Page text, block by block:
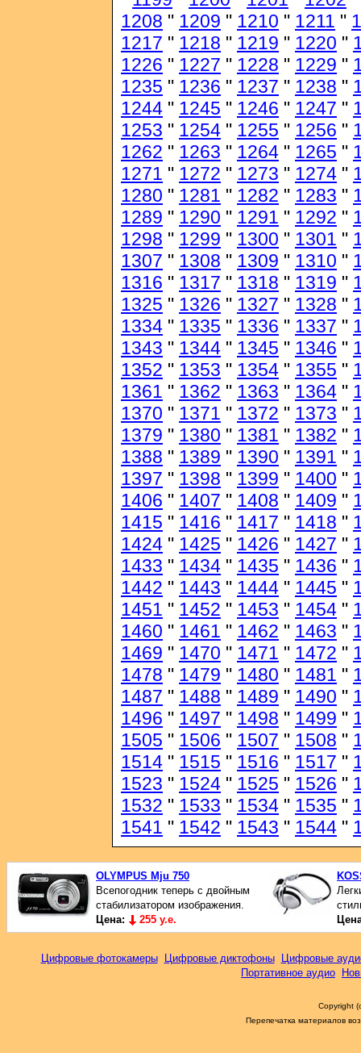
1208 " 1209 " 1210 " 1211 "
1217 " 1218 " 1219 " 1220 "
1226 " 1227 " 1228 " 1229 "
1235 " 1236 " 1237 " 1238 "
1244 " 1245 " 1246 " 1247 "
1253 " 1254 " 1255 " 1256 "
1262 " 1263 " 1264 " 1265 "
1271 " 1272 " 1273 " 1274 "
1280 " 1281 " 1282 " 1283 "
1289 " 1290 " 1291 " 1292 "
1298 " 1299 " 1300 " 1301 "
1307 " 1308 " 1309 " 1310 "
1316 " 1317 " 1318 " 1319 "
1325 " 1326 " 1327 " 1328 "
1334 " 1335 " 1336 " 1337 "
1343 " 1344 " 1345 " 1346 "
1352 " 1353 " 1354 " 1355 "
1361 " 1362 " 1363 " 1364 "
1370 " 1371 " 1372 " 1373 "
1379 " 1380 " 1381 " 1382 "
1388 " 1389 " 1390 " 1391 "
1397 " 1398 " 1399 " 1400 "
1406 " 1407 " 1408 " 1409 "
1415 " 1416 " 1417 " 1418 "
1424 " 1425 " 1426 " 1427 "
1433 " 1434 " 1435 " 1436 "
1442 " 1443 " 1444 " 1445 "
1451 " 1452 " 1453 " 1454 "
1460 " 1461 " 1462 " 1463 "
1469 " 1470 " 1471 " 1472 "
1478 " 1479 " 1480 " 1481 "
1487 " 1488 " 1489 " 1490 "
1496 " 1497 " 1498 " 1499 "
1505 " 1506 " 1507 " 1508 "
1514 " 1515 " 1516 " 1517 "
1523 " 1524 " 1525 " 1526 "
1532 " 1533 " 1534 " 1535 "
1541 " 1542 " 1543 " 1544 "
OLYMPUS Mju 750
Всепогодник теперь с двойным
стабилизатором изображения.
Цена:
255 у.е.
Цифровые фотокамеры Цифровые диктофоны
Цифровые
Портативное аудио
Copyright
Перепечатка материалов